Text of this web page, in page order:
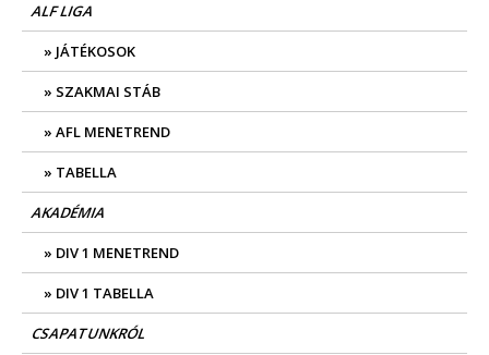
ALF LIGA
JÁTÉKOSOK
SZAKMAI STÁB
AFL MENETREND
TABELLA
AKADÉMIA
DIV 1 MENETREND
DIV 1 TABELLA
CSAPATUNKRÓL